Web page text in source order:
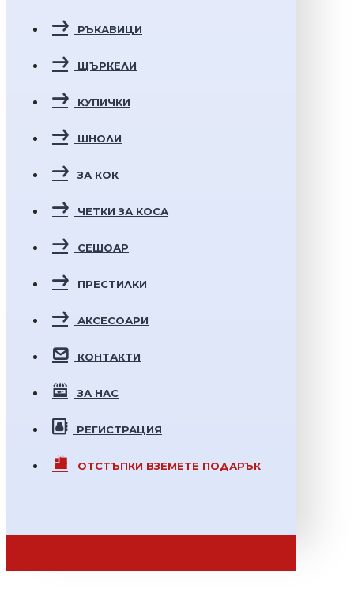
РЪКАВИЦИ
ЩЪРКЕЛИ
КУПИЧКИ
ШНОЛИ
ЗА КОК
ЧЕТКИ ЗА КОСА
СЕШОАР
ПРЕСТИЛКИ
АКСЕСОАРИ
КОНТАКТИ
ЗА НАС
РЕГИСТРАЦИЯ
ОТСТЪПКИ ВЗЕМЕТЕ ПОДАРЪК